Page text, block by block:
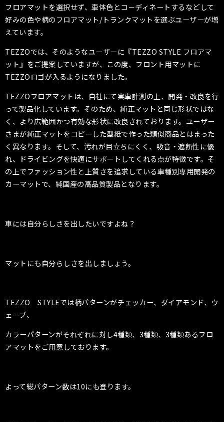
フロアマットを選択せず、車体色とコ－ディネートするなどして
好みの色や柄のフロアマット/トランクマットを選ぶユーザーが増
えています。
TEZZOでは、そのようなユーザーに『TEZZO STYLE フロアマ
ット』をご提案していますが、この度、フロント用マットに
TEZZOロゴが入るようになりました。
TEZZOフロアマットは、自社にて実車計測の上、開発・改良を行
って製品化しています。そのため、純正マットと同じ形状ではな
く、より広範囲かつ有効な形状に改良されております。ユーザー
さまが純正マットをコピーした型紙で作った類似商品とはまった
く異なります。そして、汚れが目立ちにくく、吸音・遮断性に優
れ、ドライビングを快適にサポートしてくれる点が特徴です。そ
の上でファッション性と上質さを追求している車種別専用開発の
カーマットで、純国産の高品質製品となります。
車には自分らしさを出したいですよね？
マットにも自分らしさを出しましょう。
TEZZO STYLEでは柄パターンがチェッカー、ダイアモンド、ウ
ェーブ、
カラーパターンがそれぞれに対し4種類、3種類、3種類あるフロ
アマットをご用意しております。
よって総パターン数は10にも登ります。